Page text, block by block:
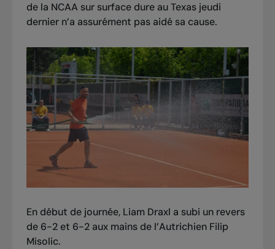
de la NCAA sur surface dure au Texas jeudi
dernier n’a assurément pas aidé sa cause.
En début de journée, Liam Draxl a subi un revers
de 6-2 et 6-2 aux mains de l’Autrichien Filip
Misolic.